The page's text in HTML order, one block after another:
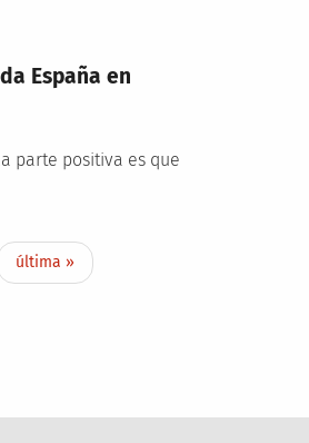
España en
parte positiva es que
Last page
última »